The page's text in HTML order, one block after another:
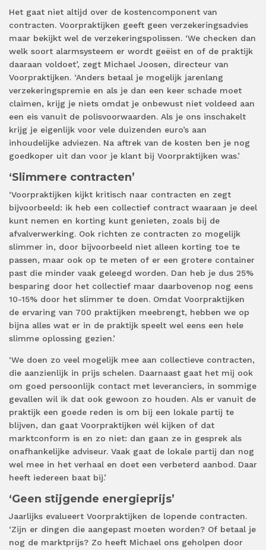
Het gaat niet altijd over de kostencomponent van
contracten. Voorpraktijken geeft geen verzekeringsadvies
maar bekijkt wel de verzekeringspolissen. ‘We checken dan
welk soort alarmsysteem er wordt geëist en of de praktijk
daaraan voldoet’, zegt Michael Joosen, directeur van
Voorpraktijken. ‘Anders betaal je mogelijk jarenlang
verzekeringspremie en als je dan een keer schade moet
claimen, krijg je niets omdat je onbewust niet voldeed aan
een eis vanuit de polisvoorwaarden. Als je ons inschakelt
krijg je eigenlijk voor vele duizenden euro’s aan
inhoudelijke adviezen. Na aftrek van de kosten ben je nog
goedkoper uit dan voor je klant bij Voorpraktijken was.’
‘Slimmere contracten’
‘Voorpraktijken kijkt kritisch naar contracten en zegt
bijvoorbeeld: ik heb een collectief contract waaraan je deel
kunt nemen en korting kunt genieten, zoals bij de
afvalverwerking. Ook richten ze contracten zo mogelijk
slimmer in, door bijvoorbeeld niet alleen korting toe te
passen, maar ook op te meten of er een grotere container
past die minder vaak geleegd worden. Dan heb je dus 25%
besparing door het collectief maar daarbovenop nog eens
10-15% door het slimmer te doen. Omdat Voorpraktijken
de ervaring van 700 praktijken meebrengt, hebben we op
bijna alles wat er in de praktijk speelt wel eens een hele
slimme oplossing gezien.’
‘We doen zo veel mogelijk mee aan collectieve contracten,
die aanzienlijk in prijs schelen. Daarnaast gaat het mij ook
om goed persoonlijk contact met leveranciers, in sommige
gevallen wil ik dat ook gewoon zo houden. Als er vanuit de
praktijk een goede reden is om bij een lokale partij te
blijven, dan gaat Voorpraktijken wél kijken of dat
marktconform is en zo niet: dan gaan ze in gesprek als
onafhankelijke adviseur. Vaak gaat de lokale partij dan nog
wel mee in het verhaal en doet een verbeterd aanbod. Daar
heeft iedereen baat bij.’
‘Geen stijgende energieprijs’
Jaarlijks evalueert Voorpraktijken de lopende contracten.
‘Zijn er dingen die aangepast moeten worden? Of betaal je
nog de marktprijs? Zo heeft Michael ons geholpen door